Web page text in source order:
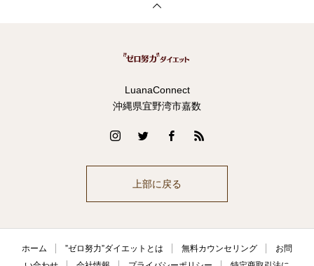
LuanaConnect
沖縄県宜野湾市嘉数
上部に戻る
ホーム ”ゼロ努力”ダイエットとは 無料カウンセリング
お問